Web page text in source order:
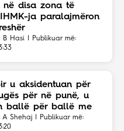
në disa zona të
IHMK-ja paralajmëron
B Hasi | Publikuar më:
u aksidentuan për
për në punë, u
ballë për ballë me
A Shehaj | Publikuar më: